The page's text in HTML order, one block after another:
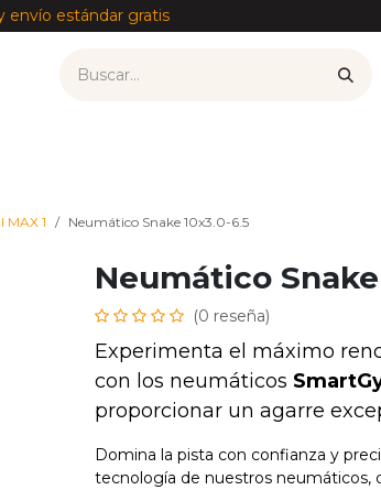
envío estándar gratis
MAX 1 Neumático Snake 10x3.0-6.5
Neumático Snake
(0 reseña)
Experimenta el máximo
con los neumáticos
proporcionar un agarre
Domina la pista con confianza y
tecnología de nuestros neumáticos,